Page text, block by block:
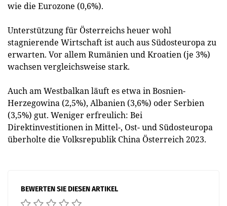
wie die Eurozone (0,6%).
Unterstützung für Österreichs heuer wohl
stagnierende Wirtschaft ist auch aus Südosteuropa zu
erwarten. Vor allem Rumänien und Kroatien (je 3%)
wachsen vergleichsweise stark.
Auch am Westbalkan läuft es etwa in Bosnien-
Herzegowina (2,5%), Albanien (3,6%) oder Serbien
(3,5%) gut. Weniger erfreulich: Bei
Direktinvestitionen in Mittel-, Ost- und Südosteuropa
überholte die Volksrepublik China Österreich 2023.
BEWERTEN SIE DIESEN ARTIKEL